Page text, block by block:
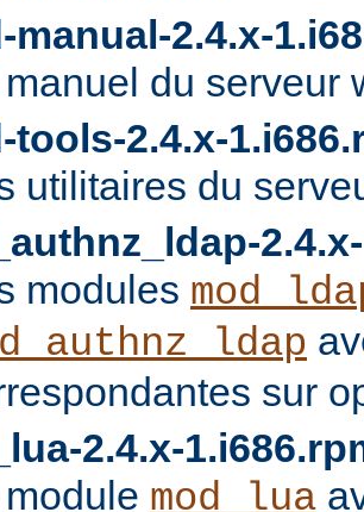
manual-2.4.x-
du serveur
tools-2.4.x-
utilitaires du
modules
sur
2.4.x-
mod_lua